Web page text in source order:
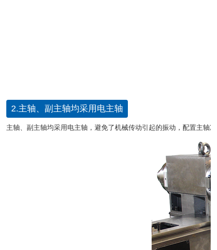
2.主轴、副主轴均采用电主轴
主轴、副主轴均采用电主轴，避免了机械传动引起的振动，配置主轴